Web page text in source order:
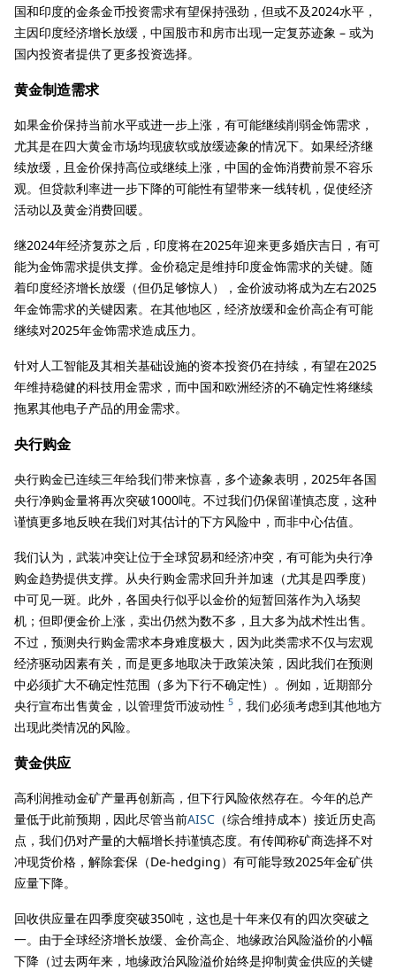
国和印度的金条金币投资需求有望保持强劲，但或不及2024水平，
主因印度经济增长放缓，中国股市和房市出现一定复苏迹象 – 或为
国内投资者提供了更多投资选择。
黄金制造需求
如果金价保持当前水平或进一步上涨，有可能继续削弱金饰需求，
尤其是在四大黄金市场均现疲软或放缓迹象的情况下。如果经济继
续放缓，且金价保持高位或继续上涨，中国的金饰消费前景不容乐
观。但贷款利率进一步下降的可能性有望带来一线转机，促使经济
活动以及黄金消费回暖。
继2024年经济复苏之后，印度将在2025年迎来更多婚庆吉日，有可
能为金饰需求提供支撑。金价稳定是维持印度金饰需求的关键。随
着印度经济增长放缓（但仍足够惊人），金价波动将成为左右2025
年金饰需求的关键因素。在其他地区，经济放缓和金价高企有可能
继续对2025年金饰需求造成压力。
针对人工智能及其相关基础设施的资本投资仍在持续，有望在2025
年维持稳健的科技用金需求，而中国和欧洲经济的不确定性将继续
拖累其他电子产品的用金需求。
央行购金
央行购金已连续三年给我们带来惊喜，多个迹象表明，2025年各国
央行净购金量将再次突破1000吨。不过我们仍保留谨慎态度，这种
谨慎更多地反映在我们对其估计的下方风险中，而非中心估值。
我们认为，武装冲突让位于全球贸易和经济冲突，有可能为央行净
购金趋势提供支撑。从央行购金需求回升并加速（尤其是四季度）
中可见一斑。此外，各国央行似乎以金价的短暂回落作为入场契
机；但即便金价上涨，卖出仍然为数不多，且大多为战术性出售。
不过，预测央行购金需求本身难度极大，因为此类需求不仅与宏观
经济驱动因素有关，而是更多地取决于政策决策，因此我们在预测
中必须扩大不确定性范围（多为下行不确定性）。例如，近期部分
央行宣布出售黄金，以管理货币波动性 5 ，我们必须考虑到其他地方
出现此类情况的风险。
黄金供应
高利润推动金矿产量再创新高，但下行风险依然存在。今年的总产
量低于此前预期，因此尽管当前AISC （综合维持成本）接近历史高
点，我们仍对产量的大幅增长持谨慎态度。有传闻称矿商选择不对
冲现货价格，解除套保（De-hedging）有可能导致2025年金矿供
应量下降。
回收供应量在四季度突破350吨，这也是十年来仅有的四次突破之
一。由于全球经济增长放缓、金价高企、地缘政治风险溢价的小幅
下降（过去两年来，地缘政治风险溢价始终是抑制黄金供应的关键